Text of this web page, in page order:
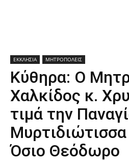
ΕΚΚΛΗΣΙΑ ΜΗΤΡΟΠΟΛΕΙΣ
Κύθηρα: Ο
Χαλκίδος κ.
τιμά την
Μυρτιδιώτισσα
Όσιο Θεόδωρο